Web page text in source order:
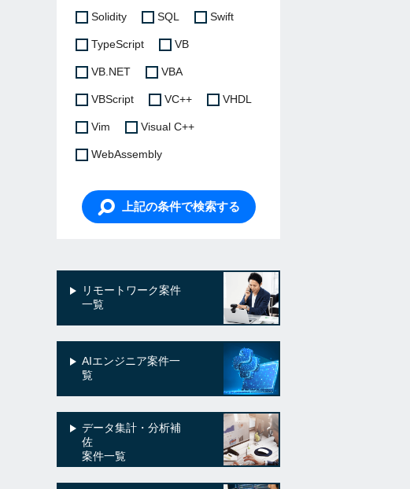
Solidity SQL Swift
TypeScript VB
VB.NET VBA
VBScript VC++ VHDL
Vim Visual C++
WebAssembly
上記の条件で検索する
リモートワーク案件
一覧
AIエンジニア案件一
覧
データ集計・分析補
佐
案件一覧